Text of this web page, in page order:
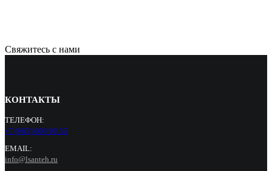
Свяжитесь с нами
КОНТАКТЫ
ТЕЛЕФОН:
+7 (965) 000 90 55
EMAIL:
info@lsanteh.ru